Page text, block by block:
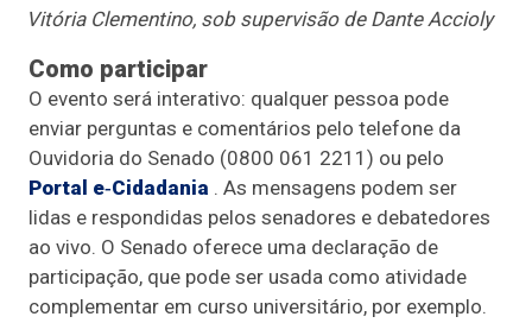
Vitória Clementino, sob supervisão de Dante Accioly
Como participar
O evento será interativo: qualquer pessoa pode
enviar perguntas e comentários pelo telefone da
Ouvidoria do Senado (0800 061 2211) ou pelo
Portal e‑Cidadania . As mensagens podem ser
lidas e respondidas pelos senadores e debatedores
ao vivo. O Senado oferece uma declaração de
participação, que pode ser usada como atividade
complementar em curso universitário, por exemplo.